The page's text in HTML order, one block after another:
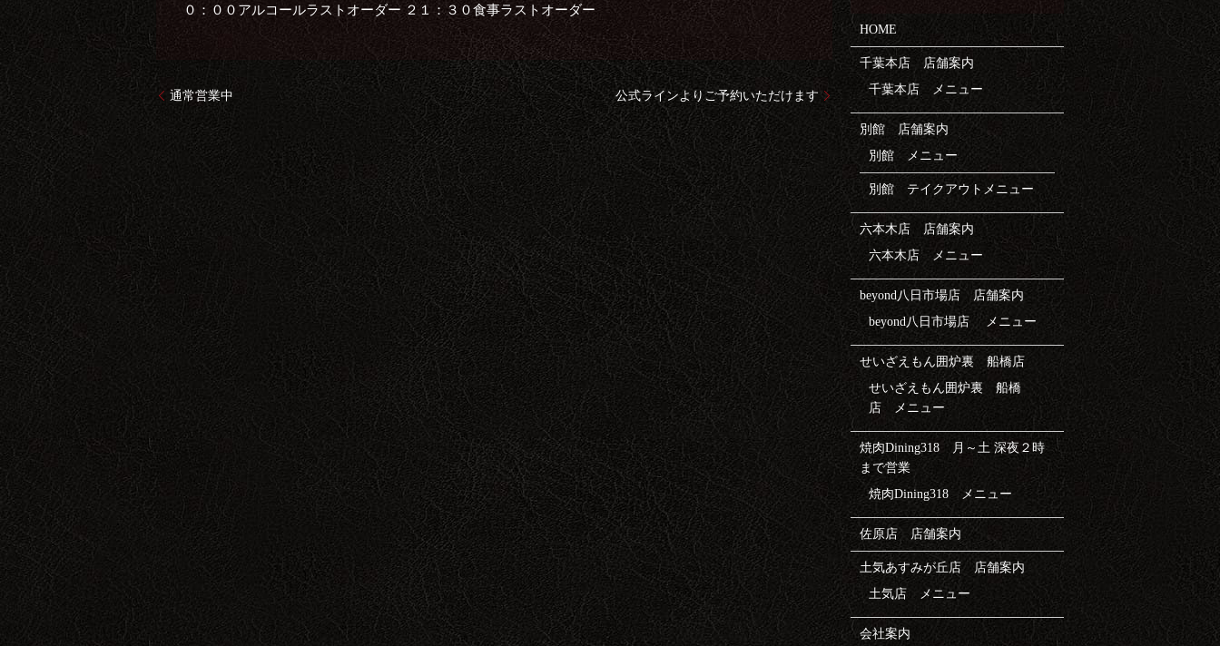
０：００アルコールラストオーダー ２１：３０食事ラストオーダー
通常営業中 公式ラインよりご予約いただけます
HOME
千葉本店 店舗案内
千葉本店 メニュー
別館 店舗案内
別館 メニュー
別館 テイクアウトメニュー
六本木店 店舗案内
六本木店 メニュー
beyond八日市場店 店舗案内
beyond八日市場店 メニュー
せいざえもん囲炉裏 船橋店
せいざえもん囲炉裏 船橋
店 メニュー
焼肉Dining318 月～土 深夜２時
まで営業
焼肉Dining318 メニュー
佐原店 店舗案内
土気あすみが丘店 店舗案内
土気店 メニュー
会社案内